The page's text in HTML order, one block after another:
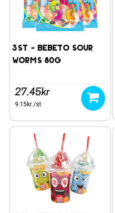
3st - BEBETO Sour
Worms 80g
27.45kr
9.15kr /st